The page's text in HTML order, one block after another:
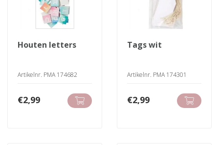
houten letters
Artikelnr. PMA 174682
€2,99
tags wit
Artikelnr. PMA 174301
€2,99